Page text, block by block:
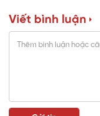
Viết bình luận